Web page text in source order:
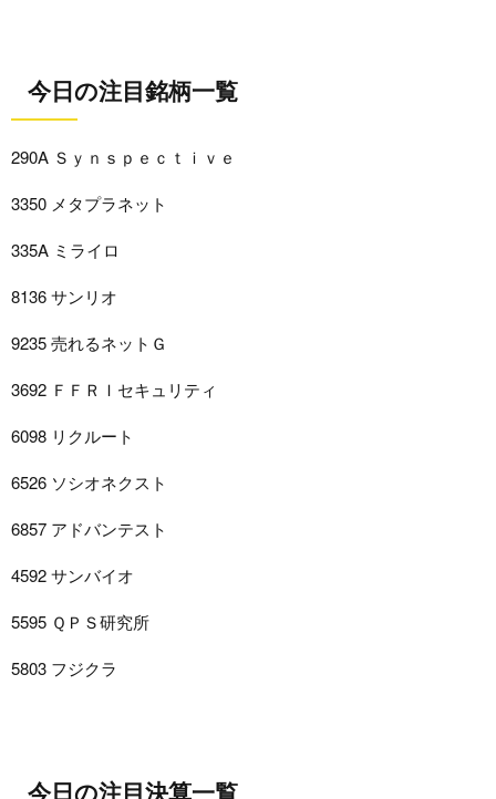
今日の注目銘柄一覧
290A Ｓｙｎｓｐｅｃｔｉｖｅ
3350 メタプラネット
335A ミライロ
8136 サンリオ
9235 売れるネットＧ
3692 ＦＦＲＩセキュリティ
6098 リクルート
6526 ソシオネクスト
6857 アドバンテスト
4592 サンバイオ
5595 ＱＰＳ研究所
5803 フジクラ
今日の注目決算一覧